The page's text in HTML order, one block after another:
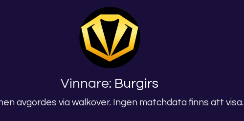
Vinnare: Burgirs
avgordes via walkover. Ingen matchdata finns att visa.